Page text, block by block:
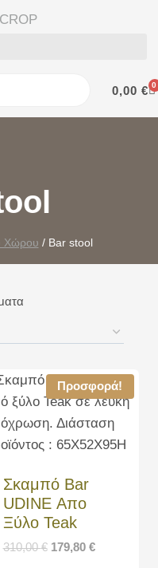
0,00 € 0
Χώρου / Bar stool
Προσφορά!
Σκαμπό Bar
UDINE Απο
Ξύλο Teak
310,00€ 179,80 €